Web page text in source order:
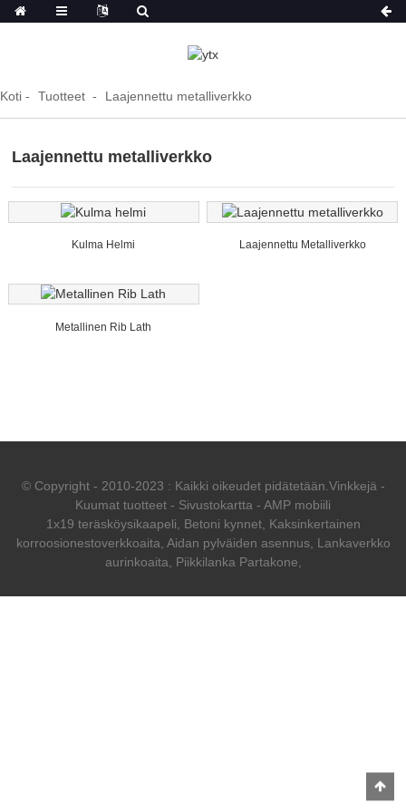
Koti Tuotteet Laajennettu metalliverkko
Laajennettu metalliverkko
Kulma Helmi Laajennettu Metalliverkko
Metallinen Rib Lath
© Copyright - 2010-2023 : Kaikki oikeudet pidätetään.Vinkkejä-
Kuumat tuotteet - Sivustokartta - AMP mobiili
1x19 teräsköysikaapeli, Betoni kynnet, Kaksinkertainen
korroosionestoverkkoaita, Aidan pylväiden asennus, Lankaverkko
aurinkoaita, Piikkilanka Partakone,